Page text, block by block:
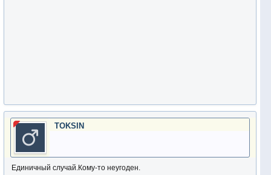
TOKSIN
Единичный случай.Кому-то неугоден.